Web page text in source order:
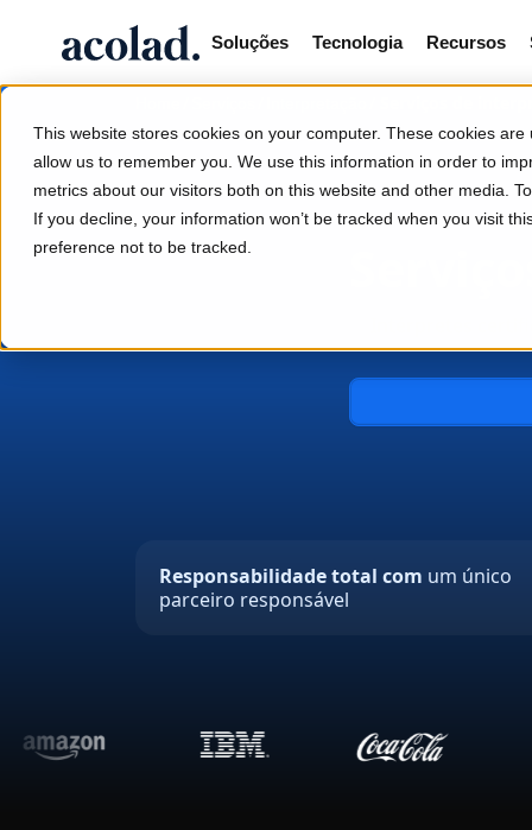
This website stores cookies on your computer. These cookies
allow us to remember you. We use this information in order to
metrics about our visitors both on this website and other media.
If you decline, your information won’t be tracked when you visit
preference not to be tracked.
Soluções Tecnologia Recursos
Intérpretes
Responsabilidade total com um único
parceiro responsável